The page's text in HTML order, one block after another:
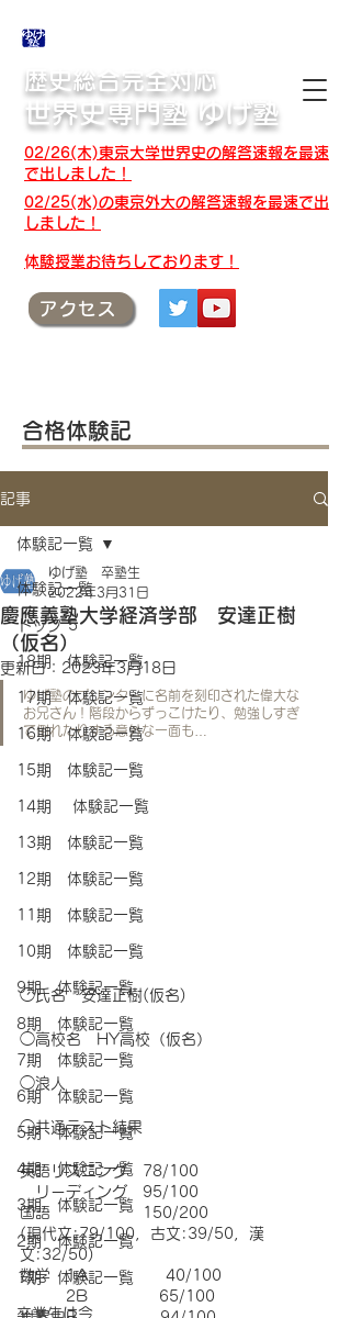
歴史総合完全対応
世界史専門塾 ゆげ塾
02/25(水)の東京外大の解答速報を最速で出
しました！
​体験授業お待ちしております！
アクセス
02/26(木)東京大学世界史の解答速報を最速
で出しました！
合格体験記
記事
体験記一覧
トップ 5
18期 体験記一覧
17期 体験記一覧
16期 体験記一覧
15期 体験記一覧
14期 体験記一覧
13期 体験記一覧
12期 体験記一覧
11期 体験記一覧
10期 体験記一覧
9期 体験記一覧
8期 体験記一覧
7期 体験記一覧
6期 体験記一覧
5期 体験記一覧
4期 体験記一覧
3期 体験記一覧
2期 体験記一覧
1期 体験記一覧
卒業生は今
体験記一覧
慶應義塾大学経済学部 安達正樹
（仮名）
ゆげ塾 卒塾生
2022年3月31日
更新日： 2023年3月18日
ゆげ塾のプリンターに名前を刻印された偉大な
お兄さん！階段からずっこけたり、勉強しすぎ
て倒れたりする意外な一面も…
◯氏名　安達正樹(仮名)
◯高校名　HY高校（仮名）
◯浪人
◯共通テスト結果
英語リスニング　78/100
リーディング　95/100
国語　　　　　　150/200
(現代文:79/100，古文:39/50，漢
文:32/50)
数学　1A              40/100
2B             65/100